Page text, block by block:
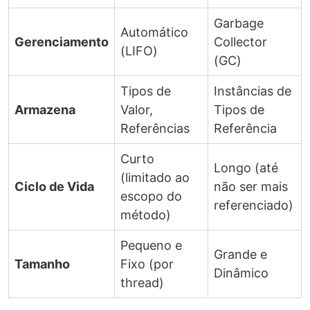
Gerenciamento
Automático
(LIFO)
Garbage
Collector
(GC)
Armazena
Tipos de
Valor,
Referências
Instâncias de
Tipos de
Referência
Ciclo de Vida
Curto
(limitado ao
escopo do
método)
Longo (até
não ser mais
referenciado)
Tamanho
Pequeno e
Fixo (por
thread)
Grande e
Dinâmico